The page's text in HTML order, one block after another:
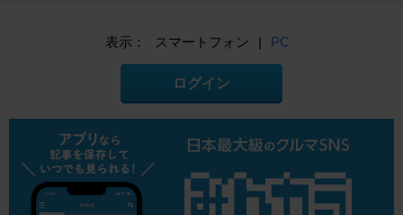
表示： スマートフォン | PC
ログイン